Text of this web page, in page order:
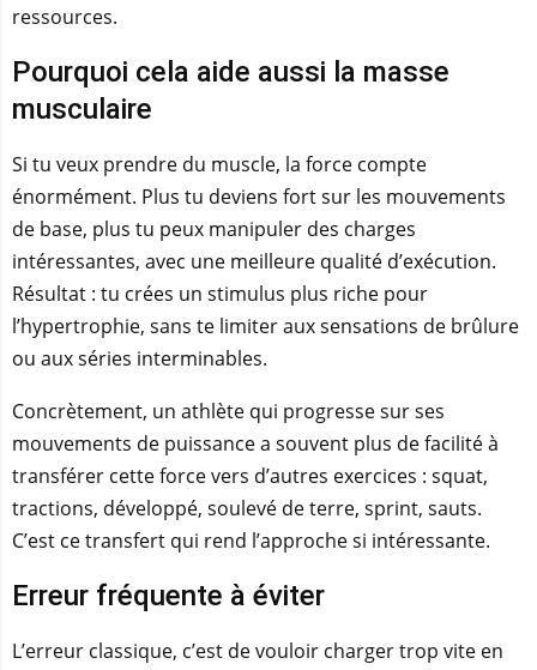
ressources.
Pourquoi cela aide aussi la masse
musculaire
Si tu veux prendre du muscle, la force compte
énormément. Plus tu deviens fort sur les mouvements
de base, plus tu peux manipuler des charges
intéressantes, avec une meilleure qualité d’exécution.
Résultat : tu crées un stimulus plus riche pour
l’hypertrophie, sans te limiter aux sensations de brûlure
ou aux séries interminables.
Concrètement, un athlète qui progresse sur ses
mouvements de puissance a souvent plus de facilité à
transférer cette force vers d’autres exercices : squat,
tractions, développé, soulevé de terre, sprint, sauts.
C’est ce transfert qui rend l’approche si intéressante.
Erreur fréquente à éviter
L’erreur classique, c’est de vouloir charger trop vite en